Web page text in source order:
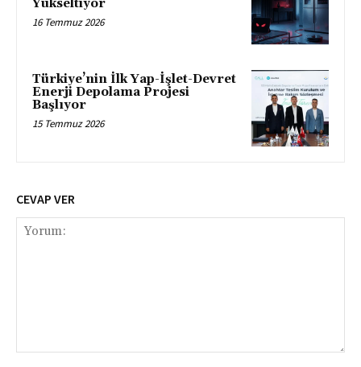
Yükseltiyor
16 Temmuz 2026
Türkiye’nin İlk Yap-İşlet-Devret
Enerji Depolama Projesi
Başlıyor
15 Temmuz 2026
CEVAP VER